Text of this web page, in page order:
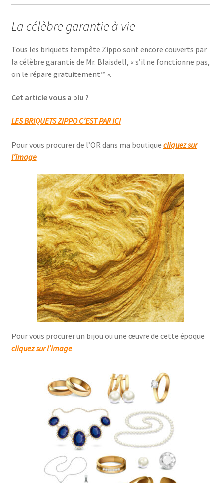
La célèbre garantie à vie
Tous les briquets tempête Zippo sont encore couverts par
la célèbre garantie de Mr. Blaisdell, « s’il ne fonctionne pas,
on le répare gratuitement™ ».
Cet article vous a plu ?
LES BRIQUETS ZIPPO C’EST PAR ICI
Pour vous procurer de l’OR dans ma boutique cliquez sur
l’image
Pour vous procurer un bijou ou une œuvre de cette époque
cliquez sur l’image